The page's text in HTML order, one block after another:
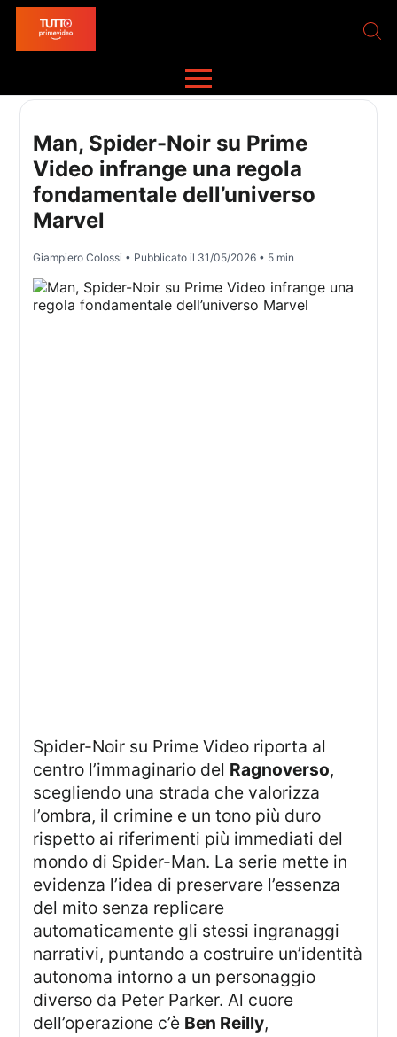
Man, Spider-Noir su Prime
Video infrange una regola
fondamentale dell’universo
Marvel
Giampiero Colossi • Pubblicato il 31/05/2026 • 5 min
Spider-Noir su Prime Video riporta al
centro l’immaginario del Ragnoverso,
scegliendo una strada che valorizza
l’ombra, il crimine e un tono più duro
rispetto ai riferimenti più immediati del
mondo di Spider-Man. La serie mette in
evidenza l’idea di preservare l’essenza
del mito senza replicare
automaticamente gli stessi ingranaggi
narrativi, puntando a costruire un’identità
autonoma intorno a un personaggio
diverso da Peter Parker. Al cuore
dell’operazione c’è Ben Reilly,